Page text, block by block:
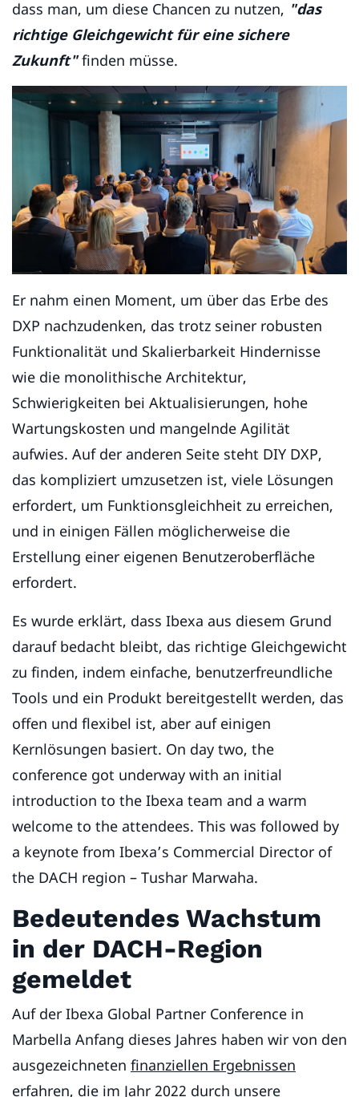
dass man, um diese Chancen zu nutzen, "das
richtige Gleichgewicht für eine sichere
Zukunft"finden müsse.
Er nahm einen Moment, um über das Erbe des
DXP nachzudenken, das trotz seiner robusten
Funktionalität und Skalierbarkeit Hindernisse
wie die monolithische Architektur,
Schwierigkeiten bei Aktualisierungen, hohe
Wartungskosten und mangelnde Agilität
aufwies. Auf der anderen Seite steht DIY DXP,
das kompliziert umzusetzen ist, viele Lösungen
erfordert, um Funktionsgleichheit zu erreichen,
und in einigen Fällen möglicherweise die
Erstellung einer eigenen Benutzeroberfläche
erfordert.
Es wurde erklärt, dass Ibexa aus diesem Grund
darauf bedacht bleibt, das richtige Gleichgewicht
zu finden, indem einfache, benutzerfreundliche
Tools und ein Produkt bereitgestellt werden, das
offen und flexibel ist, aber auf einigen
Kernlösungen basiert. On day two, the
conference got underway with an initial
introduction to the Ibexa team and a warm
welcome to the attendees. This was followed by
a keynote from Ibexa’s Commercial Director of
the DACH region – Tushar Marwaha.
Bedeutendes Wachstum
in der DACH-Region
gemeldet
Auf der Ibexa Global Partner Conference in
Marbella Anfang dieses Jahres haben wir von den
ausgezeichneten finanziellen Ergebnissen
erfahren, die im Jahr 2022 durch unsere